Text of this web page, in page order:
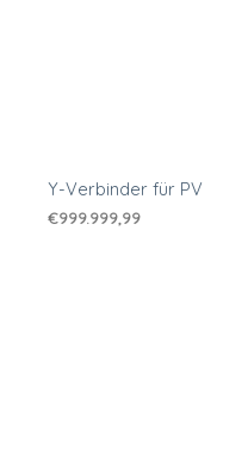
Y-Verbinder für PV
€999.999,99